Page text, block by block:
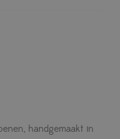
handgemaakt in